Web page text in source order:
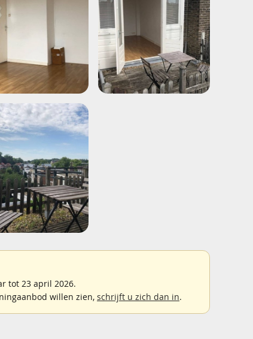
tot 23 april 2026.
willen zien, schrijft u zich dan in.